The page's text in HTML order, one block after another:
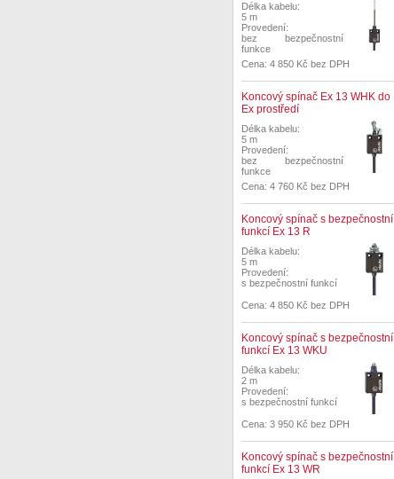
Délka kabelu:
5 m
Provedení:
bez bezpečnostní
funkce
Cena: 4 850 Kč bez DPH
Koncový spínač Ex 13 WHK do
Ex prostředí
Délka kabelu:
5 m
Provedení:
bez bezpečnostní
funkce
Cena: 4 760 Kč bez DPH
Koncový spínač s bezpečnostní
funkcí Ex 13 R
Délka kabelu:
5 m
Provedení:
s bezpečnostní funkcí
Cena: 4 850 Kč bez DPH
Koncový spínač s bezpečnostní
funkcí Ex 13 WKU
Délka kabelu:
2 m
Provedení:
s bezpečnostní funkcí
Cena: 3 950 Kč bez DPH
Koncový spínač s bezpečnostní
funkcí Ex 13 WR